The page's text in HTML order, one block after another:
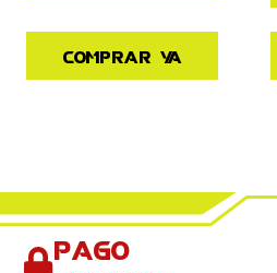
Comprar ya
Pago